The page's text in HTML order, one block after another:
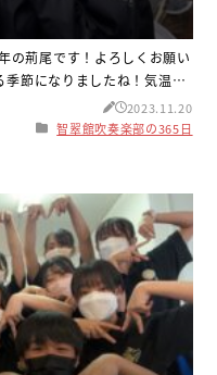
の荊尾です！よろしくお願い
節になりましたね！気温の
くれぐれも体調には気をつけ
すが、私たち2年生はこの間
2023.11.20
智翠館吹奏楽部の365日